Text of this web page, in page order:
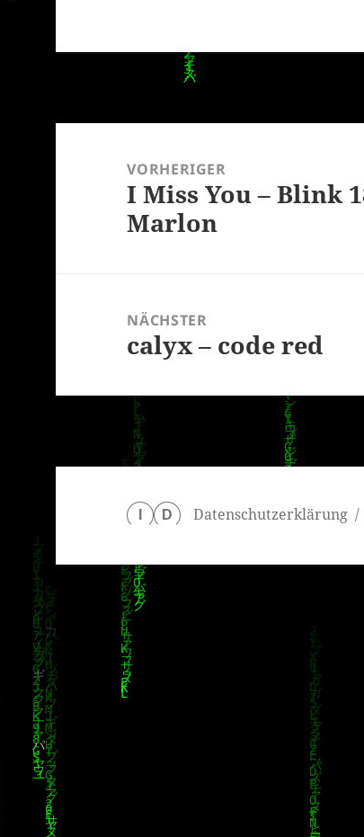
VORHERIGER
Vorheriger
Beitrag:
I Miss You – Blink
Marlon
NÄCHSTER
Nächster
calyx – code red
D Datenschutzerklärung